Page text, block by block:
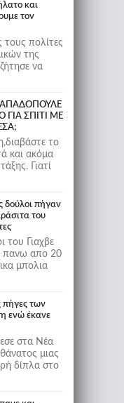
και
τον
τους πολίτες
της
να
ΓΙΑ ΣΠΙΤΙ ΜΕ
το
και ακόμα
Γιατί
δούλοι πήγαν
του
του Γιαχβε
πανω απο 20
μπολια
πήγες των
ενώ έκανε
στα Νέα
μιας
δίπλα στο